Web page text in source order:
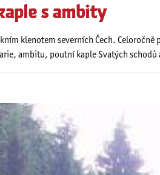
s ambity
klenotem severních Čech.
ambitu, poutní kaple Svatých